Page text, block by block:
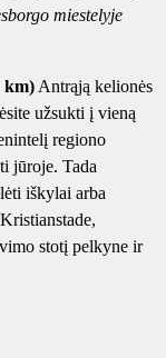
miestelyje
km) Antrąją kelionės
užsukti į vieną
regiono
jūroje. Tada
iškylai arba
stotį pelkyne ir